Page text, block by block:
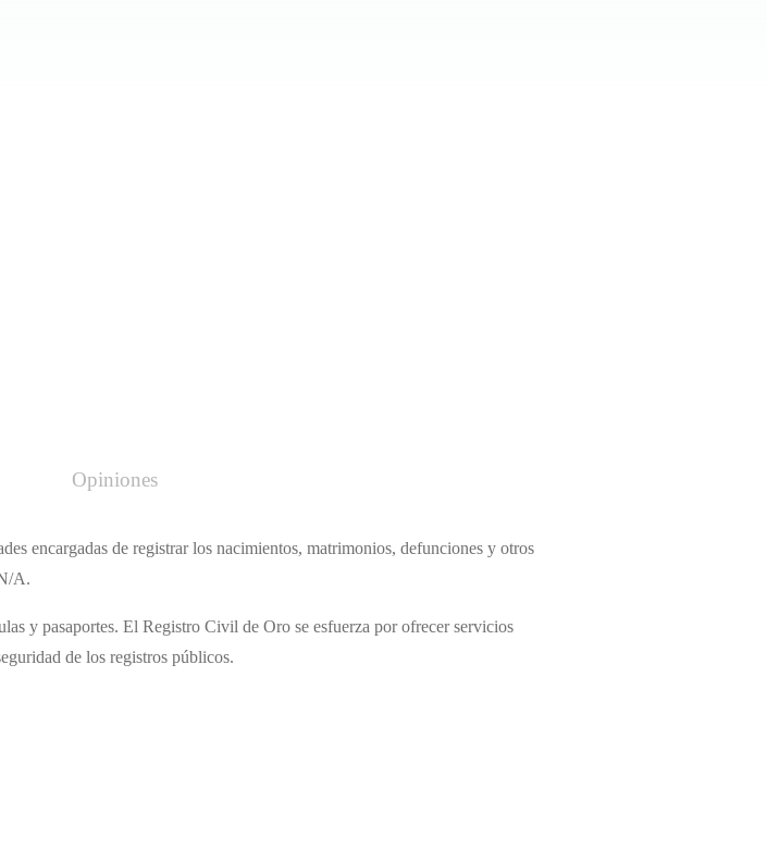
Opiniones
encargadas de registrar los nacimientos, matrimonios, defunciones y otros
A.
y pasaportes. El Registro Civil de Oro se esfuerza por ofrecer servicios
de los registros públicos.